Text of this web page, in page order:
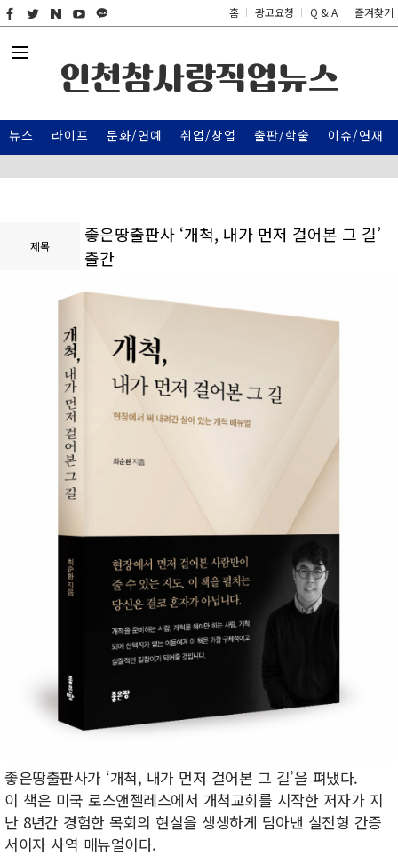
홈 광고요청 Q & A 즐겨찾기
인천참사랑직업뉴스
뉴스 라이프 문화/연예 취업/창업 출판/학술 이슈/연재
제목
좋은땅출판사 ‘개척, 내가 먼저 걸어본 그 길’
출간
좋은땅출판사가 ‘개척, 내가 먼저 걸어본 그 길’을 펴냈다.
이 책은 미국 로스앤젤레스에서 개척교회를 시작한 저자가 지
난 8년간 경험한 목회의 현실을 생생하게 담아낸 실전형 간증
서이자 사역 매뉴얼이다.